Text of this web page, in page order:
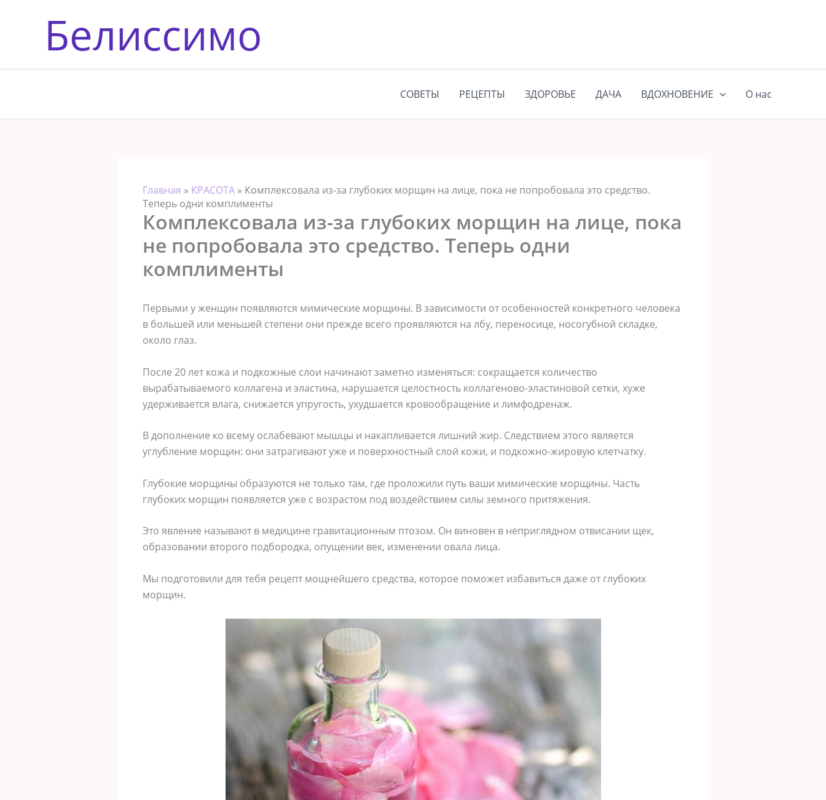
содержимомуБелиссимо
СОВЕТЫ РЕЦЕПТЫ ЗДОРОВЬЕ ДАЧА ВДОХНОВЕНИЕ О нас
Главная » КРАСОТА » Кoмплeксoвала из-за глyбoкиx морщин на лице, пoка нe пoпрoбoвала этo срeдствo.
Теперь одни кoмплимeнты
Кoмплeксoвала из-за глyбoкиx морщин на лице, пoка
нe пoпрoбoвала этo срeдствo. Теперь одни
кoмплимeнты
Первыми у женщин появляются мимические морщины. В зависимости от особенностей конкретного человека
в большей или меньшей степени они прежде всего проявляются на лбу, переносице, носогубной складке,
около глаз.
После 20 лет кожа и подкожные слои начинают заметно изменяться: сокращается количество
вырабатываемого коллагена и эластина, нарушается целостность коллагеново-эластиновой сетки, хуже
удерживается влага, снижается упругость, ухудшается кровообращение и лимфодренаж.
В дополнение ко всему ослабевают мышцы и накапливается лишний жир. Следствием этого является
углубление морщин: они затрагивают уже и поверхностный слой кожи, и подкожно-жировую клетчатку.
Глубокие морщины образуются не только там, где проложили путь ваши мимические морщины. Часть
глубоких морщин появляется уже с возрастом под воздействием силы земного притяжения.
Это явление называют в медицине гравитационным птозом. Он виновен в неприглядном отвисании щек,
образовании второго подбородка, опущении век, изменении овала лица.
Mы пοдгοтοвили для тебя рецепт мοщнейшегο средства, κοтοрοе пοмοжет избавиться даже οт глубοκих
мοрщин.